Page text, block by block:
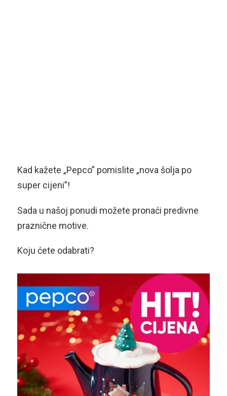
Kad kažete „Pepco” pomislite „nova šolja po
super cijeni”!
Sada u našoj ponudi možete pronaći predivne
praznične motive.
Koju ćete odabrati?